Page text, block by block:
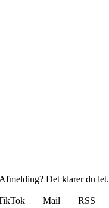
Det klarer du let.
Mail
RSS